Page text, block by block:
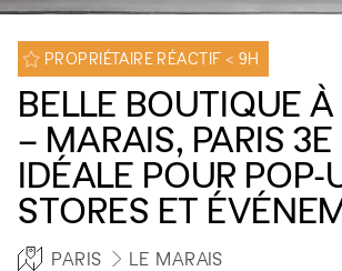
PROPRIÉTAIRE RÉACTIF < 9H
BELLE BOUTIQUE À
– MARAIS, PARIS 3E
IDÉALE POUR POP-
STORES ET
PARIS LE MARAIS